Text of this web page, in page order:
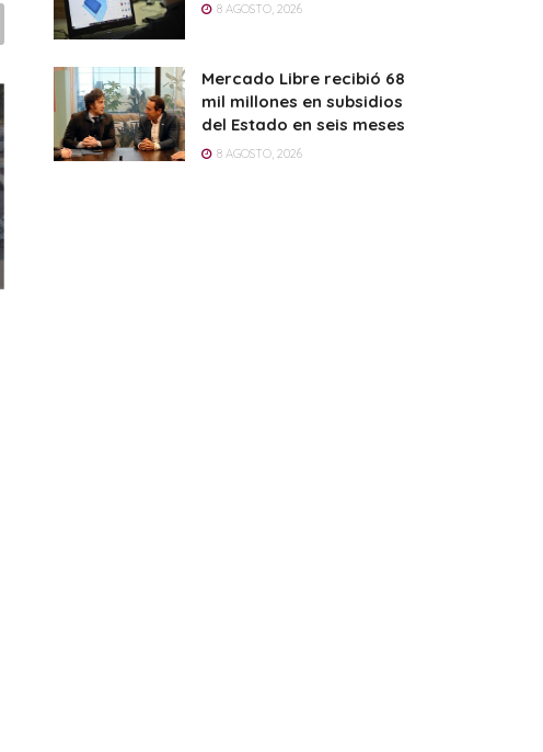
8 AGOSTO, 2026
Mercado Libre recibió 68
mil millones en subsidios
del Estado en seis meses
8 AGOSTO, 2026